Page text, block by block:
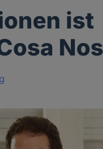
ist